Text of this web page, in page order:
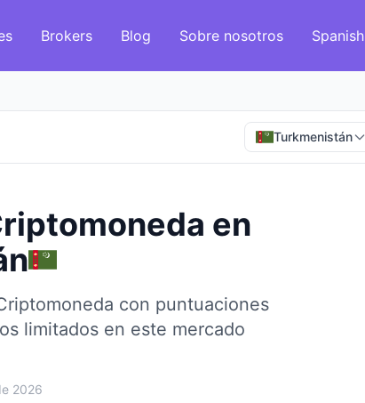
Brokers Blog Sobre nosotros Spanish
Turkmenistán
en
con puntuaciones
limitados en este mercado
2026